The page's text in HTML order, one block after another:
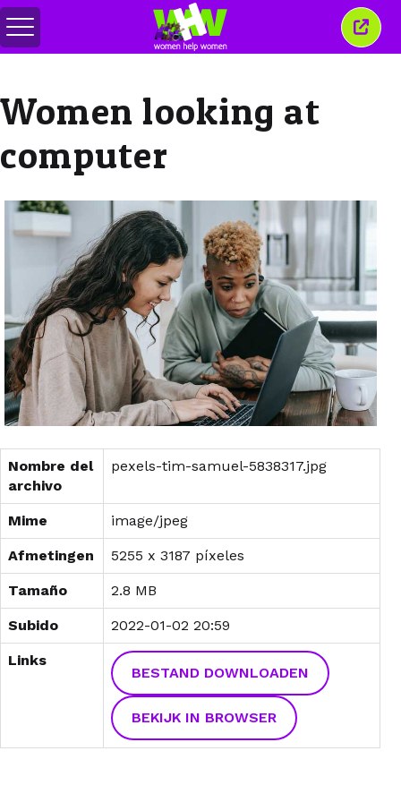
Alternar
menú
esta
Women looking at
computer
Nombre del
archivo
pexels-tim-samuel-5838317.jpg
Mime image/jpeg
Afmetingen 5255 x 3187 píxeles
Tamaño 2.8 MB
Subido 2022-01-02 20:59
Links
BESTAND DOWNLOADEN
BEKIJK IN BROWSER